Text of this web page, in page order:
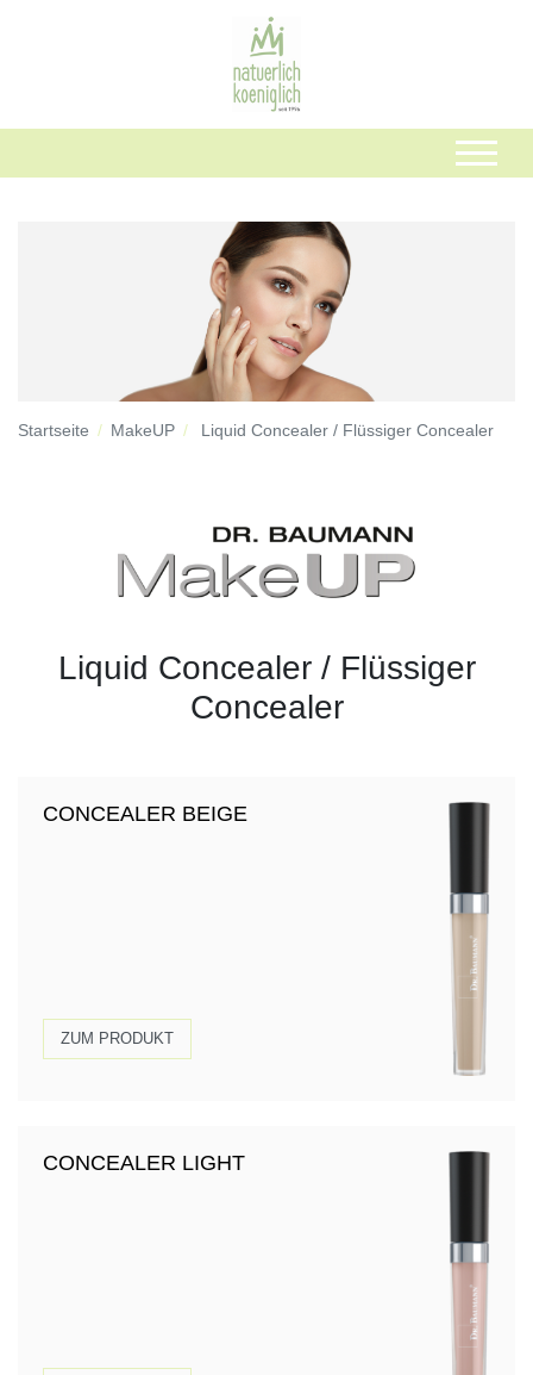
Startseite MakeUP Liquid Concealer / Flüssiger Concealer
Liquid Concealer / Flüssiger
Concealer
CONCEALER BEIGE
ZUM PRODUKT
CONCEALER LIGHT